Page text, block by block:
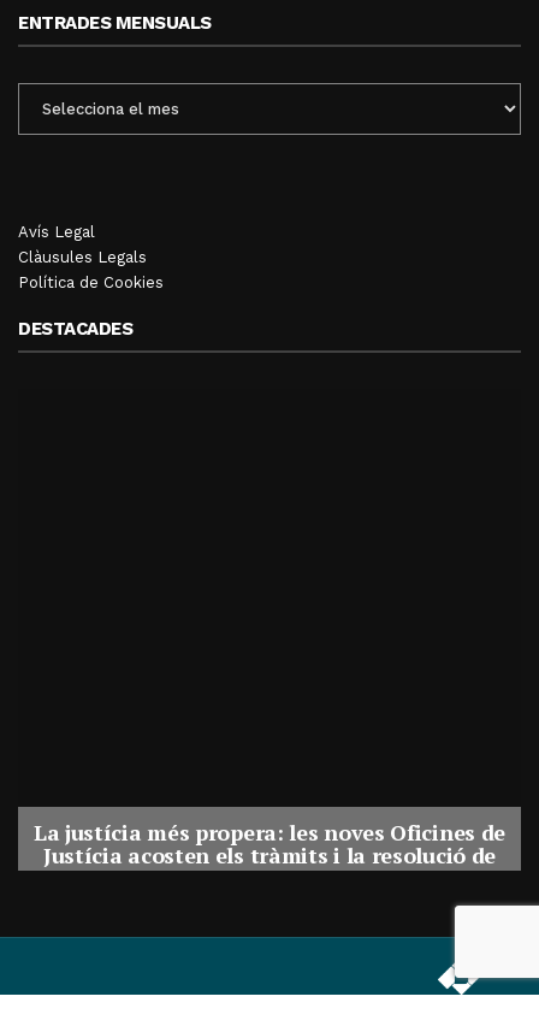
ENTRADES MENSUALS
MENSUALS
Avís Legal
Clàusules Legals
Política de Cookies
DESTACADES
La justícia més propera: les noves Oficines de
Justícia acosten els tràmits i la resolució de
conflictes als municipis de Catalunya